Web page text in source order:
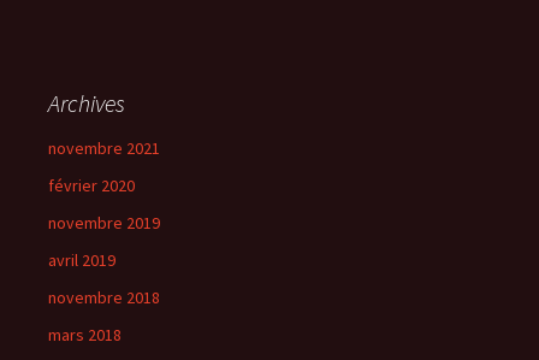
Archives
novembre 2021
février 2020
novembre 2019
avril 2019
novembre 2018
mars 2018